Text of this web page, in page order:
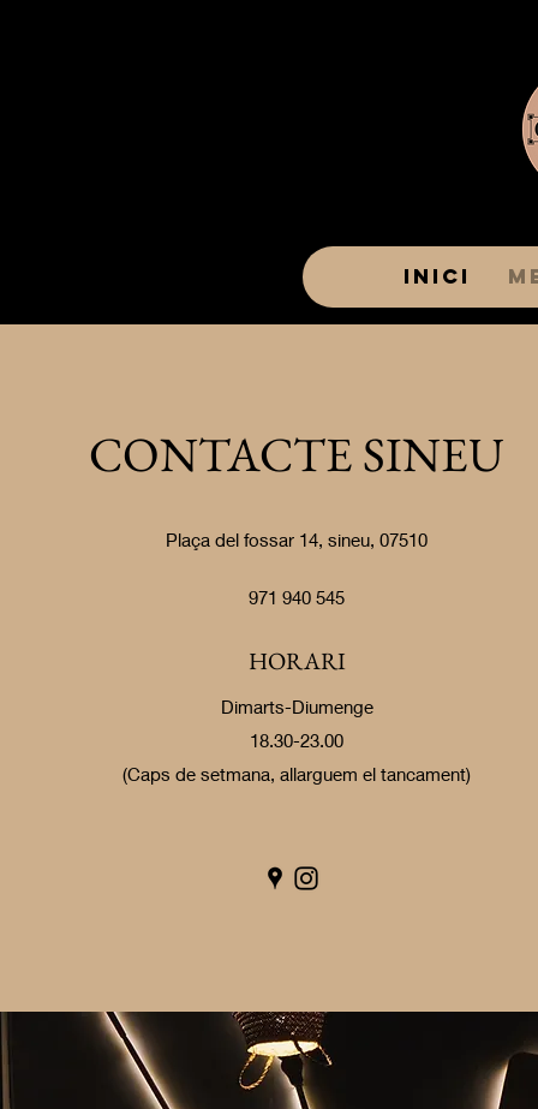
Inici
CONTACTE SINEU
Plaça del fossar 14, sineu, 07510
971 940 545
HORARI
Dimarts-Diumenge
18.30-23.00
(Caps de setmana, allarguem el tancament)